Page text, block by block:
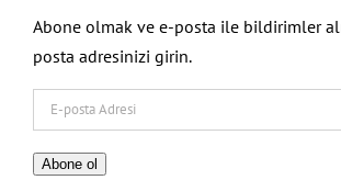
Abone olmak ve e-posta ile bildirimler
posta adresinizi girin.
posta
Adresi
Abone ol